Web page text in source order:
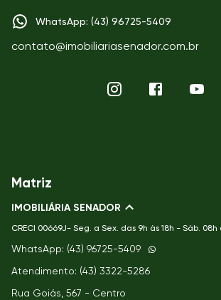
WhatsApp: (43) 96725-5409
contato@imobiliariasenador.com.br
Matriz
IMOBILIÁRIA SENADOR
CRECI 00669J- Seg. a Sex. das 9h às 18h - Sáb. 08h
WhatsApp: (43) 96725-5409
Atendimento: (43) 3322-5286
Rua Goiás, 567 - Centro